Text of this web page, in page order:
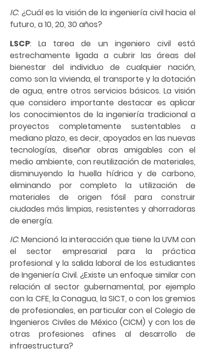
IC: ¿Cuál es la visión de la ingeniería civil hacia el
futuro, a 10, 20, 30 años?
LSCP: La tarea de un ingeniero civil está
estrechamente ligada a cubrir las áreas del
bienestar del individuo de cualquier nación,
como son la vivienda, el transporte y la dotación
de agua, entre otros servicios básicos. La visión
que considero importante destacar es aplicar
los conocimientos de la ingeniería tradicional a
proyectos completamente sustentables a
mediano plazo, es decir, apoyados en las nuevas
tecnologías, diseñar obras amigables con el
medio ambiente, con reutilización de materiales,
disminuyendo la huella hídrica y de carbono,
eliminando por completo la utilización de
materiales de origen fósil para construir
ciudades más limpias, resistentes y ahorradoras
de energía.
IC: Mencionó la interacción que tiene la UVM con
el sector empresarial para la práctica
profesional y la salida laboral de los estudiantes
de Ingeniería Civil. ¿Existe un enfoque similar con
relación al sector gubernamental, por ejemplo
con la CFE, la Conagua, la SICT, o con los gremios
de profesionales, en particular con el Colegio de
Ingenieros Civiles de México (CICM) y con los de
otras profesiones afines al desarrollo de
infraestructura?